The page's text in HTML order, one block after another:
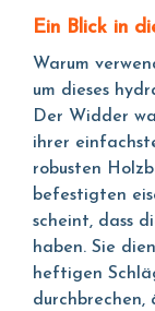
Ein Blick in
Warum
um dieses
Der Widder
ihrer
robusten
befestigten
scheint, dass
haben. Sie
heftigen
durchbrechen,